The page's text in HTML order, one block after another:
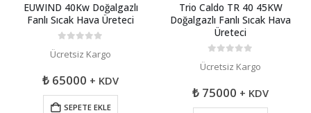
EUWIND 40Kw Doğalgazlı
Fanlı Sıcak Hava Üreteci
Ücretsiz Kargo
₺ 65000 + KDV
SEPETE EKLE
Trio Caldo TR 40 45KW
Doğalgazlı Fanlı Sıcak Hava
Üreteci
Ücretsiz Kargo
₺ 75000 + KDV